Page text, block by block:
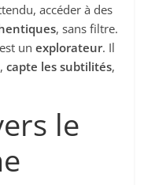
accéder à des
, sans filtre.
unexplorateur. Il
capte les subtilités,
le